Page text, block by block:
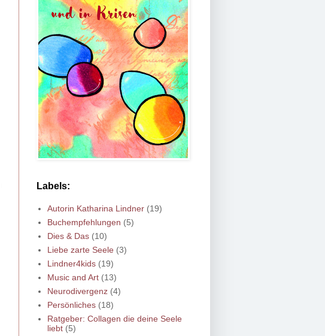
Labels:
Autorin Katharina Lindner (19)
Buchempfehlungen (5)
Dies & Das (10)
Liebe zarte Seele (3)
Lindner4kids (19)
Music and Art (13)
Neurodivergenz (4)
Persönliches (18)
Ratgeber: Collagen die deine Seele
liebt (5)